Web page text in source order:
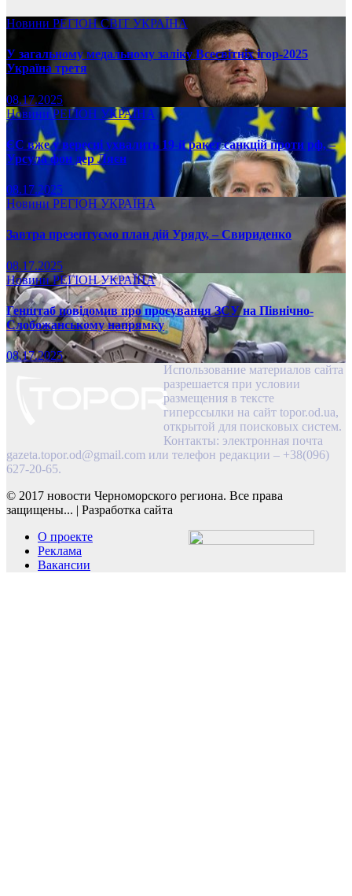
Новини РЕГІОНСВІТ УКРАЇНА
У загальному медальному заліку Всесвітніх ігор-2025
Україна третя
08.17.2025
НовиниРЕГІОН УКРАЇНА
ЄС вже у вересні ухвалить 19-й ракет санкцій проти рф, –
Урсула фон дер Ляєн
08.17.2025
Новини РЕГІОН УКРАЇНА
Завтра презентуємо план дій Уряду, – Свириденко
08.17.2025
НовиниРЕГІОНУКРАЇНА
Генштаб повідомив про просування ЗСУ на Північно-
Слобожанському напрямку
08.17.2025
Использование материалов сайта
разрешается при условии
размещения в тексте
гиперссылки на сайт topor.od.ua,
открытой для поисковых систем.
Контакты: электронная почта
gazeta.topor.od@gmail.com или телефон редакции – +38(096)
627-20-65.
© 2017 новости Черноморского региона. Все права
защищены... | Разработка сайта
О проекте
Реклама
Вакансии